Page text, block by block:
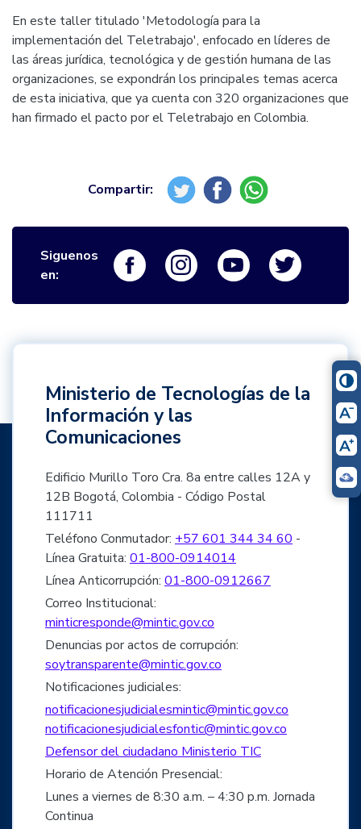
En este taller titulado 'Metodología para la
implementación del Teletrabajo', enfocado en líderes de
las áreas jurídica, tecnológica y de gestión humana de las
organizaciones, se expondrán los principales temas acerca
de esta iniciativa, que ya cuenta con 320 organizaciones que
han firmado el pacto por el Teletrabajo en Colombia.
Siguenos
en:
Logo FacebookLogo InstagramLogo Youtube
Ministerio de Tecnologías de la
Información y las
Comunicaciones
Edificio Murillo Toro Cra. 8a entre calles 12A y
12B Bogotá, Colombia - Código Postal
111711
Teléfono Conmutador: +57 601 344 34 60 -
Línea Gratuita: 01-800-0914014
Línea Anticorrupción: 01-800-0912667
Correo Institucional:
minticresponde@mintic.gov.co
Denuncias por actos de corrupción:
soytransparente@mintic.gov.co
Notificaciones judiciales:
notificacionesjudicialesmintic@mintic.gov.co
notificacionesjudicialesfontic@mintic.gov.co
Defensor del ciudadano Ministerio TIC
Horario de Atención Presencial:
Lunes a viernes de 8:30 a.m. – 4:30 p.m. Jornada
Continua